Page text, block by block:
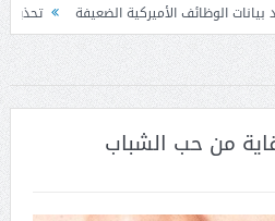
تحذير المواطنين من مشاركة رمز الـ OTP